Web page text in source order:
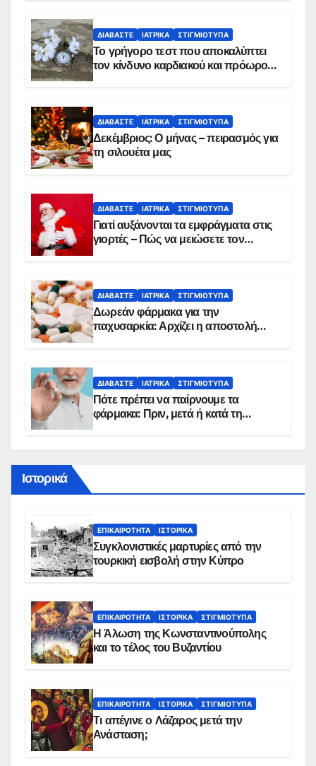
ΔΙΑΒΆΣΤΕ ΙΑΤΡΙΚΆ ΣΤΙΓΜΙΌΤΥΠΑ
Το γρήγορο τεστ που αποκαλύπτει
τον κίνδυνο καρδιακού και πρόωρου
ΔΙΑΒΆΣΤΕ ΙΑΤΡΙΚΆ ΣΤΙΓΜΙΌΤΥΠΑ
Δεκέμβριος: Ο μήνας – πειρασμός για
τη σιλουέτα μας
ΔΙΑΒΆΣΤΕ ΙΑΤΡΙΚΆ ΣΤΙΓΜΙΌΤΥΠΑ
Γιατί αυξάνονται τα εμφράγματα στις
γιορτές – Πώς να μειώσετε τον
ΔΙΑΒΆΣΤΕ ΙΑΤΡΙΚΆ ΣΤΙΓΜΙΌΤΥΠΑ
Δωρεάν φάρμακα για την
παχυσαρκία: Αρχίζει η αποστολή
ΔΙΑΒΆΣΤΕ ΙΑΤΡΙΚΆ ΣΤΙΓΜΙΌΤΥΠΑ
Πότε πρέπει να παίρνουμε τα
φάρμακα: Πριν, μετά ή κατά τη
Ιστορικά
ΕΠΙΚΑΙΡΌΤΗΤΑ ΙΣΤΟΡΙΚΆ
Συγκλονιστικές μαρτυρίες από την
τουρκική εισβολή στην Κύπρο
ΕΠΙΚΑΙΡΌΤΗΤΑ ΙΣΤΟΡΙΚΆ ΣΤΙΓΜΙΌΤΥΠΑ
Η Άλωση της Κωνσταντινούπολης
και το τέλος του Βυζαντίου
ΕΠΙΚΑΙΡΌΤΗΤΑ ΙΣΤΟΡΙΚΆ ΣΤΙΓΜΙΌΤΥΠΑ
Τι απέγινε ο Λάζαρος μετά την
Ανάσταση;